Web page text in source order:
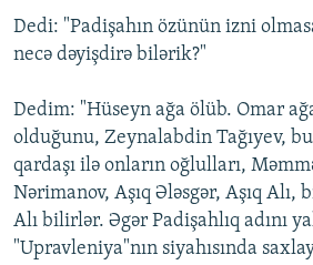
BIZIMLƏ ƏLAQƏ
XƏBƏR BÜLLETENLƏRIMIZ
Dedi: "Padişahın özünün izni
necə dəyişdirə bilərik?"
Dedim: "Hüseyn ağa ölüb. Omar
olduğunu, Zeynalabdin Tağıyev,
qardaşı ilə onların oğlulları,
Nərimanov, Aşıq Ələsgər, Aşıq Alı,
Alı bilirlər. Əgər Padişahlıq adını
"Upravleniya"nın siyahısında